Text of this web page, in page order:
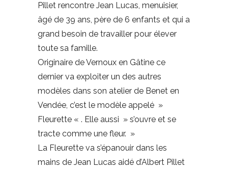
Pillet rencontre Jean Lucas, menuisier,
âgé de 39 ans, père de 6 enfants et qui a
grand besoin de travailler pour élever
toute sa famille.
Originaire de Vernoux en Gâtine ce
dernier va exploiter un des autres
modèles dans son atelier de Benet en
Vendée, c’est le modèle appelé »
Fleurette « . Elle aussi » s’ouvre et se
tracte comme une fleur. »
La Fleurette va s’épanouir dans les
mains de Jean Lucas aidé d’Albert Pillet